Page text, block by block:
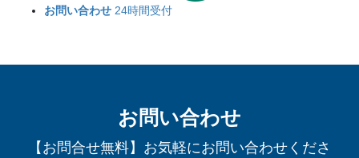
お問い合わせ 24時間受付
お問い合わせ
【お問合せ無料】お気軽にお問い合わせくださ